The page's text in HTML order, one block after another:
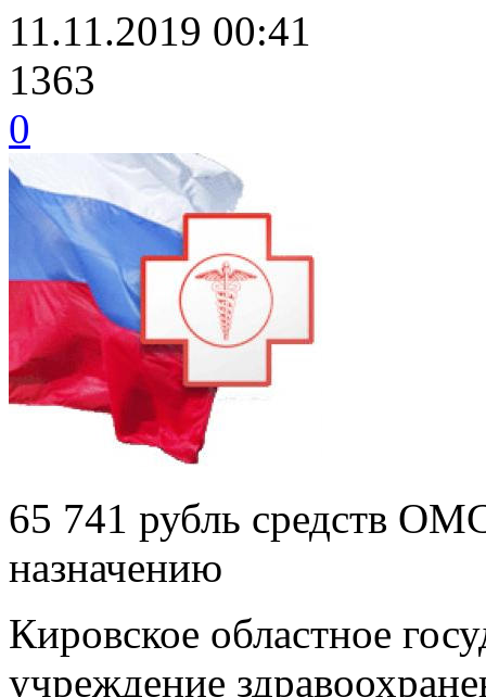
11.11.2019 00:41
1363
0
65 741 рубль средств
назначению
Кировское областное
учреждение